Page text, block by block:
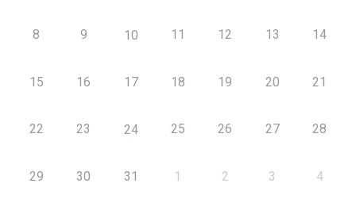
8 9 10 11 12 13 14
15 16 17 18 19 20 21
22 23 24 25 26 27 28
29 30 31 1 2 3 4